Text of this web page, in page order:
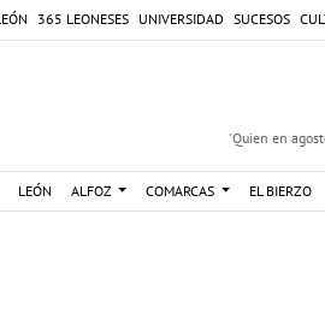
365 LEONESES UNIVERSIDAD SUCESOS
'Quien en
LEÓN ALFOZ COMARCAS EL BIERZO